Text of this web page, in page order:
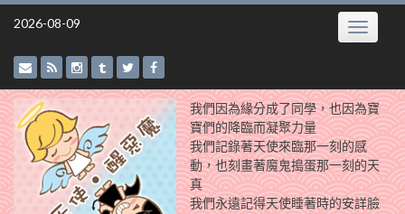
Skip
2026-08-09 Toggle
我們因為緣分成了同學，也因為寶
寶們的降臨而凝聚力量
我們記錄著天使來臨那一刻的感
動，也刻畫著魔鬼搗蛋那一刻的天
真
我們永遠記得天使睡著時的安詳臉